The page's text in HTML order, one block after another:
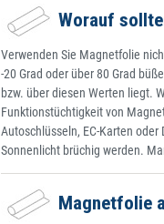
Worauf
Verwenden Sie Magnetfolie
-20 Grad oder über 80 Grad
bzw. über diesen Werten liegt.
Funktionstüchtigkeit von
Autoschlüsseln, EC-Karten
Sonnenlicht brüchig werden.
Magnetfolie